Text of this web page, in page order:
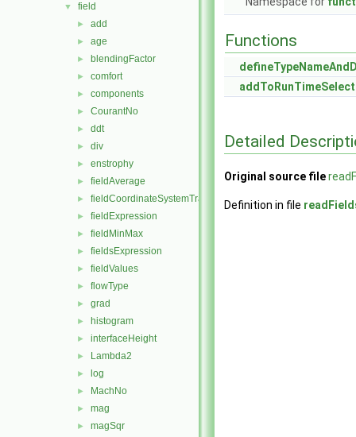
▼ field
► add
► age
► blendingFactor
► comfort
► components
► CourantNo
► ddt
► div
► enstrophy
► fieldAverage
► fieldCoordinateSystemTransform
► fieldExpression
► fieldMinMax
► fieldsExpression
► fieldValues
► flowType
► grad
► histogram
► interfaceHeight
► Lambda2
► log
► MachNo
► mag
► magSqr
Functions
Detailed
Original source file
Definition in file